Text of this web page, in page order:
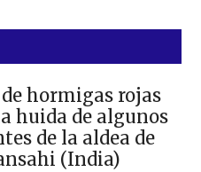
hormigas rojas
huida de algunos
de la aldea de
(India)